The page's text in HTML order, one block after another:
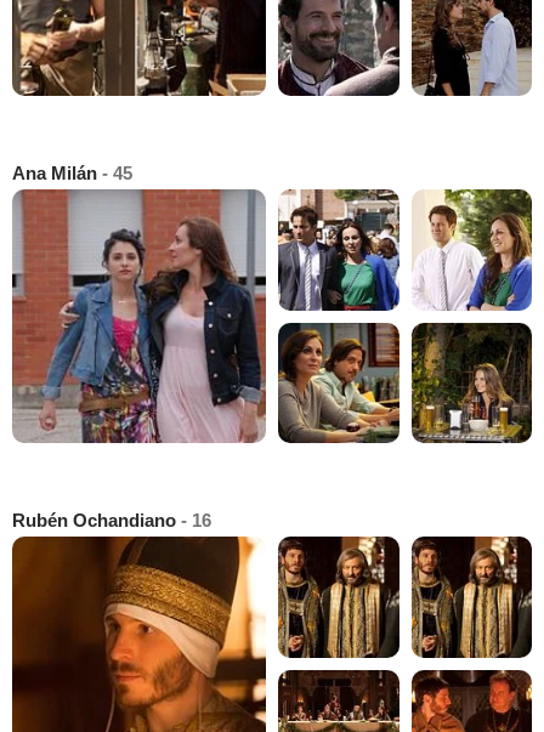
Ana Milán - 45
Rubén Ochandiano - 16